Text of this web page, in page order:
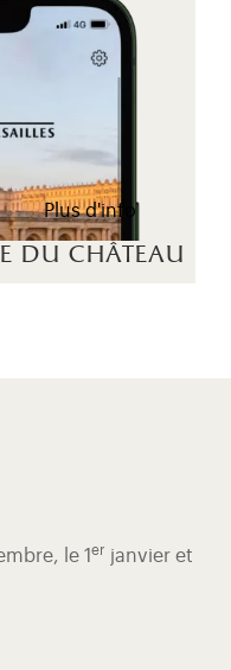
du château
Plus d'info
le 1 er janvier et